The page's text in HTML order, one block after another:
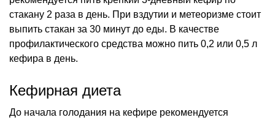
стакану 2 раза в день. При вздутии и метеоризме стоит
выпить стакан за 30 минут до еды. В качестве
профилактического средства можно пить 0,2 или 0,5 л
кефира в день.
Кефирная диета
До начала голодания на кефире рекомендуется